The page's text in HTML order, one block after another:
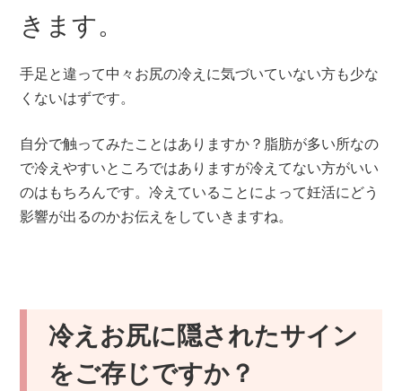
きます。
手足と違って中々お尻の冷えに気づいていない方も少な
くないはずです。
自分で触ってみたことはありますか？脂肪が多い所なの
で冷えやすいところではありますが冷えてない方がいい
のはもちろんです。冷えていることによって妊活にどう
影響が出るのかお伝えをしていきますね。
冷えお尻に隠されたサイン
をご存じですか？